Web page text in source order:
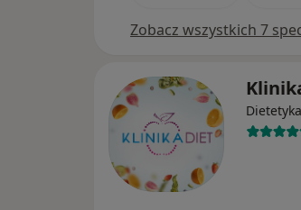
Zobacz wszystkich 7
Dietetyka